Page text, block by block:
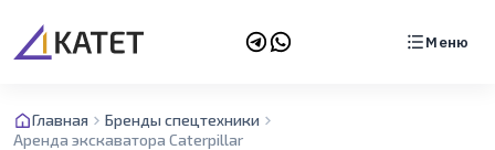
Меню
Главная
Бренды спецтехники
Аренда экскаватора Caterpillar